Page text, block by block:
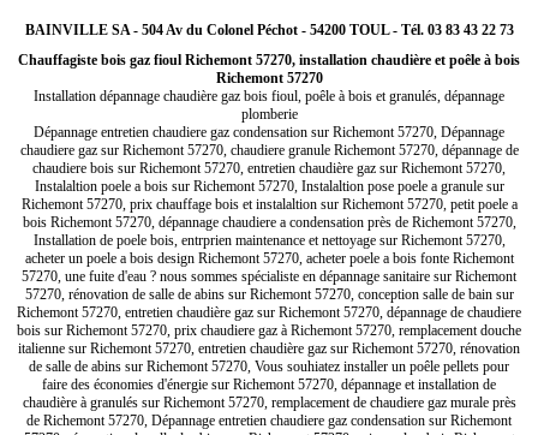
BAINVILLE SA - 504 Av du Colonel Péchot - 54200 TOUL - Tél. 03 83 43 22 73
Chauffagiste bois gaz fioul Richemont 57270, installation chaudière et poêle à bois
Richemont 57270
Installation dépannage chaudière gaz bois fioul, poêle à bois et granulés, dépannage
plomberie
Dépannage entretien chaudiere gaz condensation sur Richemont 57270, Dépannage
chaudiere gaz sur Richemont 57270, chaudiere granule Richemont 57270, dépannage de
chaudiere bois sur Richemont 57270, entretien chaudière gaz sur Richemont 57270,
Instalaltion poele a bois sur Richemont 57270, Instalaltion pose poele a granule sur
Richemont 57270, prix chauffage bois et instalaltion sur Richemont 57270, petit poele a
bois Richemont 57270, dépannage chaudiere a condensation près de Richemont 57270,
Installation de poele bois, entrprien maintenance et nettoyage sur Richemont 57270,
acheter un poele a bois design Richemont 57270, acheter poele a bois fonte Richemont
57270, une fuite d'eau ? nous sommes spécialiste en dépannage sanitaire sur Richemont
57270, rénovation de salle de abins sur Richemont 57270, conception salle de bain sur
Richemont 57270, entretien chaudière gaz sur Richemont 57270, dépannage de chaudiere
bois sur Richemont 57270, prix chaudiere gaz à Richemont 57270, remplacement douche
italienne sur Richemont 57270, entretien chaudière gaz sur Richemont 57270, rénovation
de salle de abins sur Richemont 57270, Vous souhiatez installer un poêle pellets pour
faire des économies d'énergie sur Richemont 57270, dépannage et installation de
chaudière à granulés sur Richemont 57270, remplacement de chaudiere gaz murale près
de Richemont 57270, Dépannage entretien chaudiere gaz condensation sur Richemont